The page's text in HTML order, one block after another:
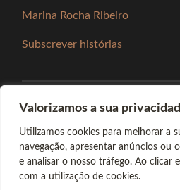
Valorizamos a sua
Utilizamos cookies para melhorar a
navegação, apresentar anúncios ou
e analisar o nosso tráfego. Ao clicar
com a utilização de cookies.
Marina Rocha Ribeiro
Subscrever histórias